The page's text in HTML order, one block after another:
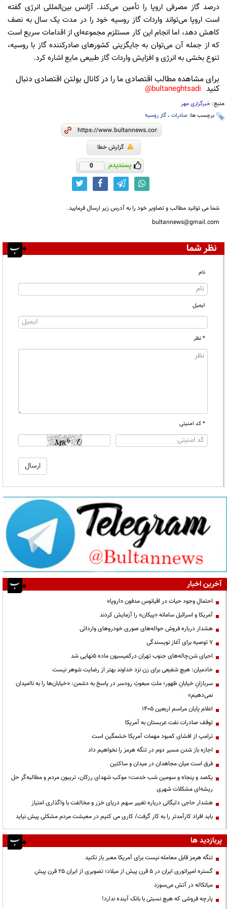
درصد گاز مصرفی اروپا را تأمین می‌کند. آژانس بین‌المللی انرژی گفته
است اروپا می‌تواند واردات گاز روسیه خود را در مدت یک سال به نصف
کاهش دهد، اما انجام این کار مستلزم مجموعه‌ای از اقدامات سریع است
که از جمله آن می‌توان به جایگزینی کشورهای صادرکننده گاز با روسیه،
تنوع بخشی به انرژی و افزایش واردات گاز طبیعی مایع اشاره کرد.
برای مشاهده مطالب اقتصادی ما را در کانال بولتن اقتصادی دنبال
کنید bultaneghtsadi@
منبع: خبرگزاری مهر
برچسب ها: صادرات ، گاز روسیه
گزارش خطا
پسندیدم 0
شما می توانید مطالب و تصاویر خود را به آدرس زیر ارسال فرمایید.
bultannews@gmail.com
نظر شما
نام
ایمیل
* نظر
* کد امنیتی
آخرین اخبار
احتمال وجود حیات در اقیانوس مدفون «اروپا»
آمریکا و اسرائیل سامانه «پیکان» را آزمایش کردند
هشدار درباره فروش حواله‌های صوری خودروهای وارداتی
۷ توصیه برای آغاز نویسندگی
احیای شن‌چاله‌های جنوب تهران درکمیسیون ماده ۵نهایی شد
خادمیان: هیچ شفیعی برای زن نزد خداوند بهتر از رضایت شوهر نیست
سربازانِ خیابانِ ظهور؛ ملتِ مبعوثِ رودسر در پاسخ به دشمن: «خیابان‌ها را به ناامیدان
نمی‌دهیم»
اعلام پایان مراسم اربعین ۱۴۰۵
توقف صادرات نفت عربستان به آمریکا
ترامپ از افشای کمبود مهمات آمریکا خشمگین است
اجازه باز شدن مسیر دوم در تنگه هرمز را نخواهیم داد
فرق است میان مجاهدان در میدان و ساکتین
یکصد و پنجاه و سومین شب خدمت؛ موکب شهدای رزکان، تریبون مردم و مطالبه‌گر حل
ریشه‌ای مشکلات شهری
هشدار حاجی دلیگانی درباره تغییر سهم دریای خزر و مخالفت با واگذاری امتیاز
باید افراد کارآمدتر را به کار گرفت/ کاری می کنیم در معیشت مردم مشکلی پیش نیاید
پربازدید ها
تنگه هرمز قابل معامله نیست برای آمریکا معبر باز نکنید
گستره امپراتوری ایران در ۵ قرن پیش از میلاد؛ تصویری از ایران ۲۵ قرن پیش
میانکاله در آتش می‌سوزد
پارچه فروشی که هیچ نسبتی با بانک آینده ندارد!